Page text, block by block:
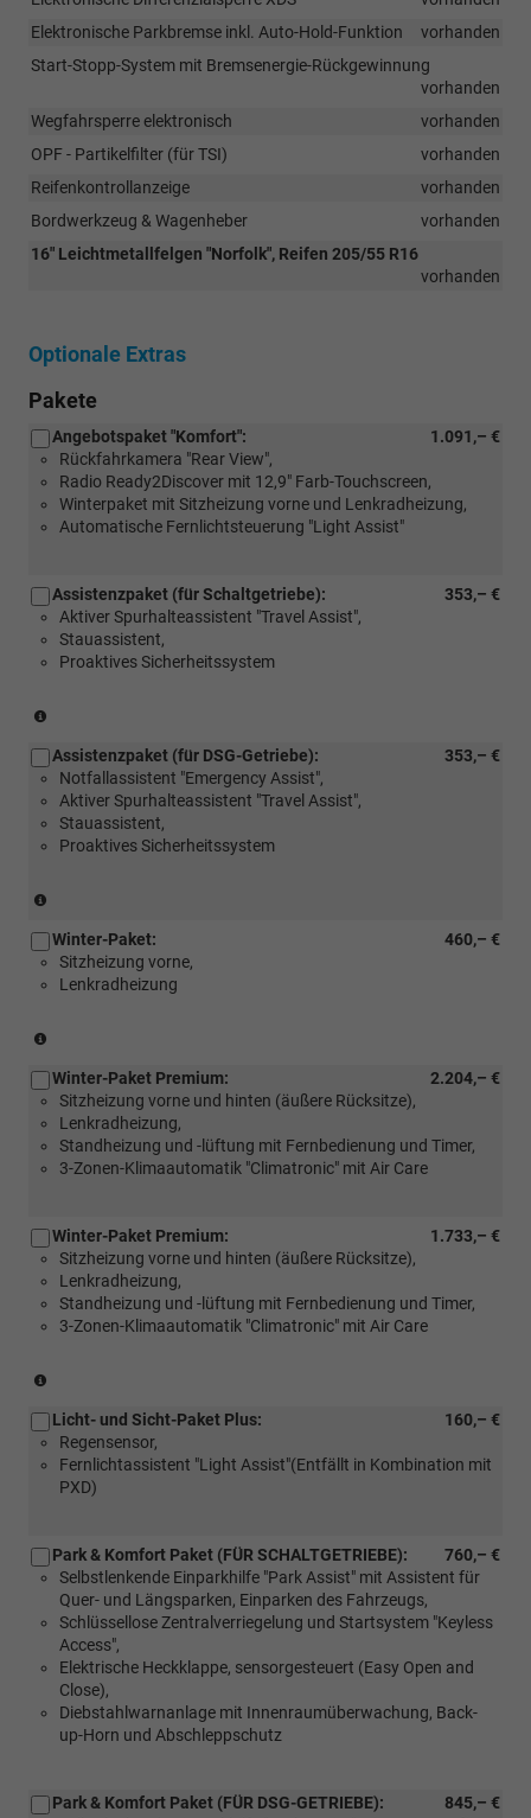
Elektronische Parkbremse inkl. Auto-Hold-Funktion
vorhanden
Start-Stopp-System mit Bremsenergie-Rückgewinnung
vorhanden
Wegfahrsperre elektronisch
vorhanden
OPF - Partikelfilter (für TSI)
vorhanden
Reifenkontrollanzeige
vorhanden
Bordwerkzeug & Wagenheber
vorhanden
16" Leichtmetallfelgen "Norfolk", Reifen 205/55 R16
vorhanden
Optionale Extras
Pakete
1.091,– €
Angebotspaket "Komfort":
Rückfahrkamera "Rear View",
Radio Ready2Discover mit 12,9" Farb-Touchscreen,
Winterpaket mit Sitzheizung vorne und Lenkradheizung,
Automatische Fernlichtsteuerung "Light Assist"
353,– €
Assistenzpaket (für Schaltgetriebe):
Aktiver Spurhalteassistent "Travel Assist",
Stauassistent,
Proaktives Sicherheitssystem
Schaltgetriebe)
353,– €
Assistenzpaket (für DSG-Getriebe):
Notfallassistent "Emergency Assist",
Aktiver Spurhalteassistent "Travel Assist",
Stauassistent,
Proaktives Sicherheitssystem
DSG-
Getriebe)
460,– €
Winter-Paket:
Sitzheizung vorne,
Lenkradheizung
eTSI)
2.204,– €
Winter-Paket Premium:
Sitzheizung vorne und hinten (äußere Rücksitze),
Lenkradheizung,
Standheizung und -lüftung mit Fernbedienung und Timer,
3-Zonen-Klimaautomatik "Climatronic" mit Air Care
1.733,– €
Winter-Paket Premium:
Sitzheizung vorne und hinten (äußere Rücksitze),
Lenkradheizung,
Standheizung und -lüftung mit Fernbedienung und Timer,
3-Zonen-Klimaautomatik "Climatronic" mit Air Care
Verbinding
mit:
[W50]
Angebotspaket
160,– €
Licht- und Sicht-Paket Plus:
Regensensor,
Fernlichtassistent "Light Assist"(Entfällt in Kombination mit
PXD)
760,– €
Park & Komfort Paket (FÜR SCHALTGETRIEBE):
Selbstlenkende Einparkhilfe "Park Assist" mit Assistent für
Quer- und Längsparken, Einparken des Fahrzeugs,
Schlüssellose Zentralverriegelung und Startsystem "Keyless
Access",
Elektrische Heckklappe, sensorgesteuert (Easy Open and
Close),
Diebstahlwarnanlage mit Innenraumüberwachung, Back-
up-Horn und Abschleppschutz
845,– €
Park & Komfort Paket (FÜR DSG-GETRIEBE):